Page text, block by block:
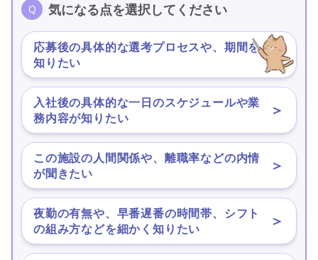
気になる点を選択してください
応募後の具体的な選考プロセスや、期間を
知りたい
＞
入社後の具体的な一日のスケジュールや業
務内容が知りたい
＞
この施設の人間関係や、離職率などの内情
が聞きたい
＞
夜勤の有無や、早番遅番の時間帯、シフト
の組み方などを細かく知りたい
＞